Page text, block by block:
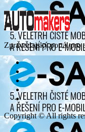
Zpravodajský portál pro
Copyright © All rights